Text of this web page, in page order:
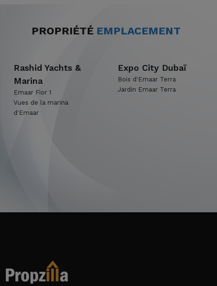
PROPRIÉTÉ EMPLACEMENT
Rashid Yachts &
Marina
Emaar Fior 1
Vues de la marina
d'Emaar
Expo City Dubaï
Bois d'Emaar Terra
Jardin Emaar Terra